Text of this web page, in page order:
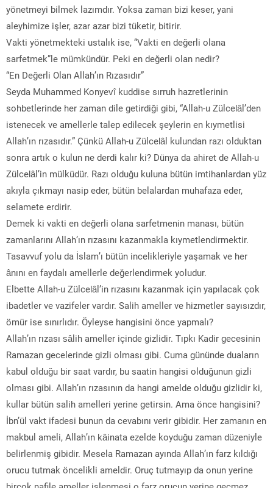
yönetmeyi bilmek lazımdır. Yoksa zaman bizi keser, yani
aleyhimize işler, azar azar bizi tüketir, bitirir.
Vakti yönetmekteki ustalık ise, “Vakti en değerli olana
sarfetmek”le mümkündür. Peki en değerli olan nedir?
“En Değerli Olan Allah’ın Rızasıdır”
Seyda Muhammed Konyevî kuddise sırruh hazretlerinin
sohbetlerinde her zaman dile getirdiği gibi, “Allah-u Zülcelâl’den
istenecek ve amellerle talep edilecek şeylerin en kıymetlisi
Allah’ın rızasıdır.” Çünkü Allah-u Zülcelâl kulundan razı olduktan
sonra artık o kulun ne derdi kalır ki? Dünya da ahiret de Allah-u
Zülcelâl’in mülküdür. Razı olduğu kuluna bütün imtihanlardan yüz
akıyla çıkmayı nasip eder, bütün belalardan muhafaza eder,
selamete erdirir.
Demek ki vakti en değerli olana sarfetmenin manası, bütün
zamanlarını Allah’ın rızasını kazanmakla kıymetlendirmektir.
Tasavvuf yolu da İslam’ı bütün incelikleriyle yaşamak ve her
ânını en faydalı amellerle değerlendirmek yoludur.
Elbette Allah-u Zülcelâl’in rızasını kazanmak için yapılacak çok
ibadetler ve vazifeler vardır. Salih ameller ve hizmetler sayısızdır,
ömür ise sınırlıdır. Öyleyse hangisini önce yapmalı?
Allah’ın rızası sâlih ameller içinde gizlidir. Tıpkı Kadir gecesinin
Ramazan gecelerinde gizli olması gibi. Cuma gününde duaların
kabul olduğu bir saat vardır, bu saatin hangisi olduğunun gizli
olması gibi. Allah’ın rızasının da hangi amelde olduğu gizlidir ki,
kullar bütün salih amelleri yerine getirsin. Ama önce hangisini?
İbn’ül vakt ifadesi bunun da cevabını verir gibidir. Her zamanın en
makbul ameli, Allah’ın kâinata ezelde koyduğu zaman düzeniyle
belirlenmiş gibidir. Mesela Ramazan ayında Allah’ın farz kıldığı
orucu tutmak öncelikli ameldir. Oruç tutmayıp da onun yerine